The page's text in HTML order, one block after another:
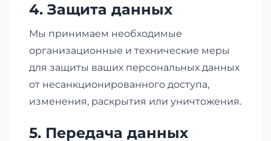
4. Защита данных
Мы принимаем необходимые
организационные и технические меры
для защиты ваших персональных данных
от несанкционированного доступа,
изменения, раскрытия или уничтожения.
5. Передача данных